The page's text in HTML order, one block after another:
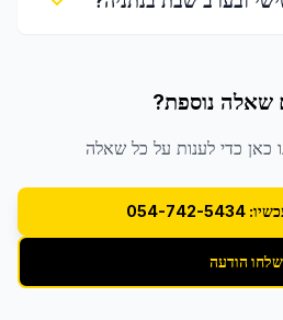
שאלה נוספת?
כאן כדי לענות על כל שאלה
5434
שלחו הודעה